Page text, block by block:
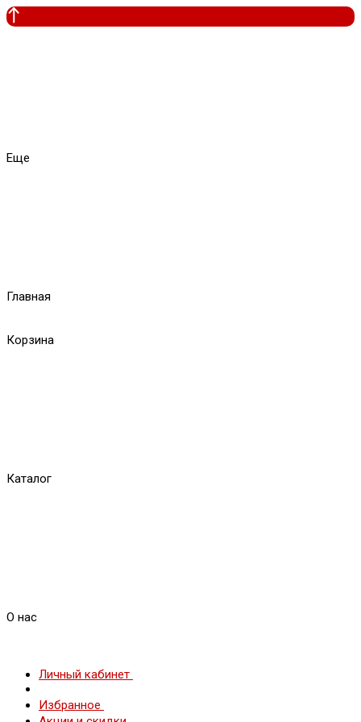
Еще
Главная
Корзина
Каталог
О нас
Личный кабинет
Избранное